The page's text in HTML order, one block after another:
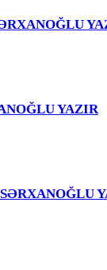
YAZIR